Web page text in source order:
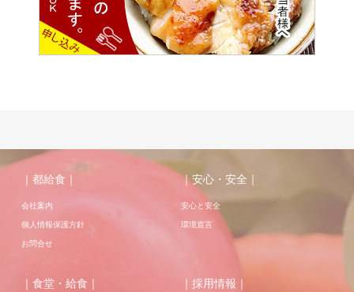
｜都給食｜
会社案内
個人情報保護方針
お問合せ
｜安心・安全｜
安心と安全
環境宣言
｜食堂・給食｜ ｜採用情報｜